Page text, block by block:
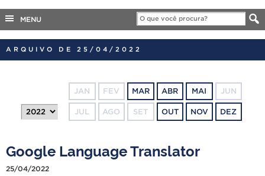
Canais
PORTARIAS
MENU
ARQUIVO DE 25/04/2022
JAN FEV MAR ABR MAI JUN
JUL AGO SET OUT NOV DEZ
Google Language Translator
25/04/2022